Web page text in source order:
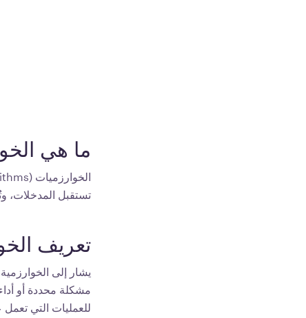
ما هي
تستقبل
تعريف
يشار إلى
مشكلة محددة أو
للعمليات التي